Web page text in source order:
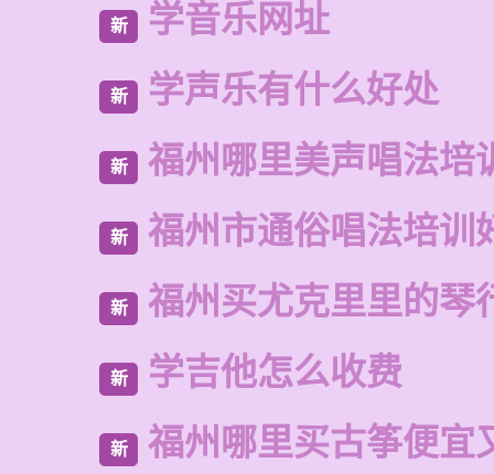
新 学音乐网址
新 学声乐有什么好处
新 福州哪里美声唱法培
新 福州市通俗唱法培训
新 福州买尤克里里的琴
新 学吉他怎么收费
新 福州哪里买古筝便宜